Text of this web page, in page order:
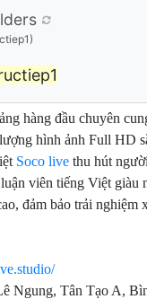
hàng đầu chuyên
hình ảnh Full HD
Soco live thu hút
viên tiếng Việt giàu
đảm bảo trải nghiệm
Ngung, Tân Tạo A,